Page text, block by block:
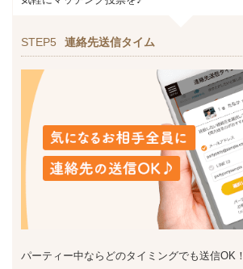
STEP5 連絡先送信タイム
パーティー中ならどのタイミングでも送信OK！